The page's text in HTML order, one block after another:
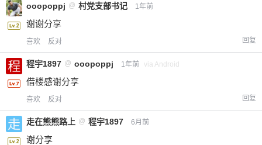
ooopoppj @ 村党支部书记 1年前
谢谢分享
喜欢 反对 回复
程宇1897 @ ooopoppj 1年前 via Android
借楼感谢分享
喜欢 反对 回复
走在熊熊路上 @ 程宇1897 6月前
谢分享